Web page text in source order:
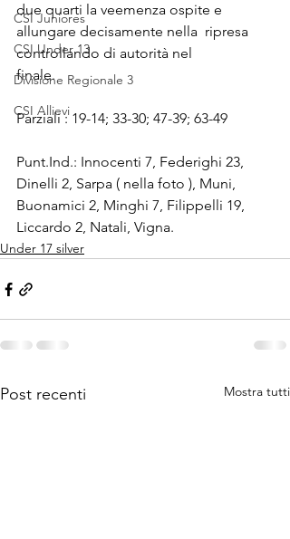
CSI Juniores
CSI Under 13
Divisione Regionale 3
CSI Allievi
due quarti la veemenza ospite e
allungare decisamente nella  ripresa
controllando di autorità nel
finale.
Parziali : 19-14; 33-30; 47-39; 63-49
Punt.Ind.: Innocenti 7, Federighi 23,
Dinelli 2, Sarpa ( nella foto ), Muni,
Buonamici 2, Minghi 7, Filippelli 19,
Liccardo 2, Natali, Vigna.
Under 17 silver
Post recenti Mostra tutti